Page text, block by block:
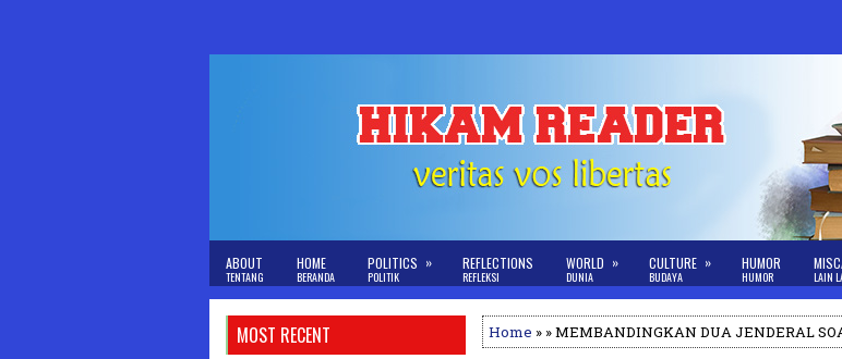
ABOUT
TENTANG
HOME
BERANDA
POLITICS
POLITIK
» REFLECTIONS
REFLEKSI
WORLD
DUNIA
» CULTURE
BUDAYA
» HUMOR
HUMOR LAIN
Home » » MEMBANDINGKAN DUA JENDERAL
MOST RECENT